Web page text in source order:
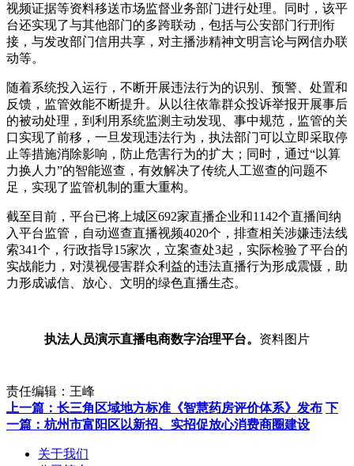
视频证据等资料移送市场监督业务部门进行处理。同时，该平
台还实现了与其他部门的多跨联动，包括与公安部门行刑衔
接，与发改部门信用共享，对主播涉精神文明言论与网信办联
动等。
随着系统投入运行，不断开展违法行为的识别、预警、处置和
反馈，监管效能不断提升。从以往依靠群众投诉举报开展事后
的被动处理，到利用系统监测主动发现、事中规范，监管的关
口实现了前移，一旦发现违法行为，执法部门可以立即采取停
止等措施消除影响，防止危害行为的扩大；同时，通过“以算
力换人力”的智能巡查，有效解决了传统人工巡查的问题不
足，实现了监管机制的重大重构。
截至目前，平台已将上城区692家直播企业和1142个直播间纳
入平台监管，自动巡查直播视频4020个，排查相关涉嫌违法线
索341个，行政指导15家次，立案查处3起，实际检验了平台的
实战能力，对漠视侵害群众利益的违法直播行为形成震慑，助
力形成诚信、放心、文明的绿色直播生态。
执法人员演示直播电商数字治理平台。 资料图片
责任编辑：王峰
上一篇：长三角区域地方标准《智慧药房评价体系》发布 下
一篇：杭州市富阳区以新招、实招促放心消费商圈建设
关于我们